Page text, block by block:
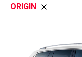
ORIGIN